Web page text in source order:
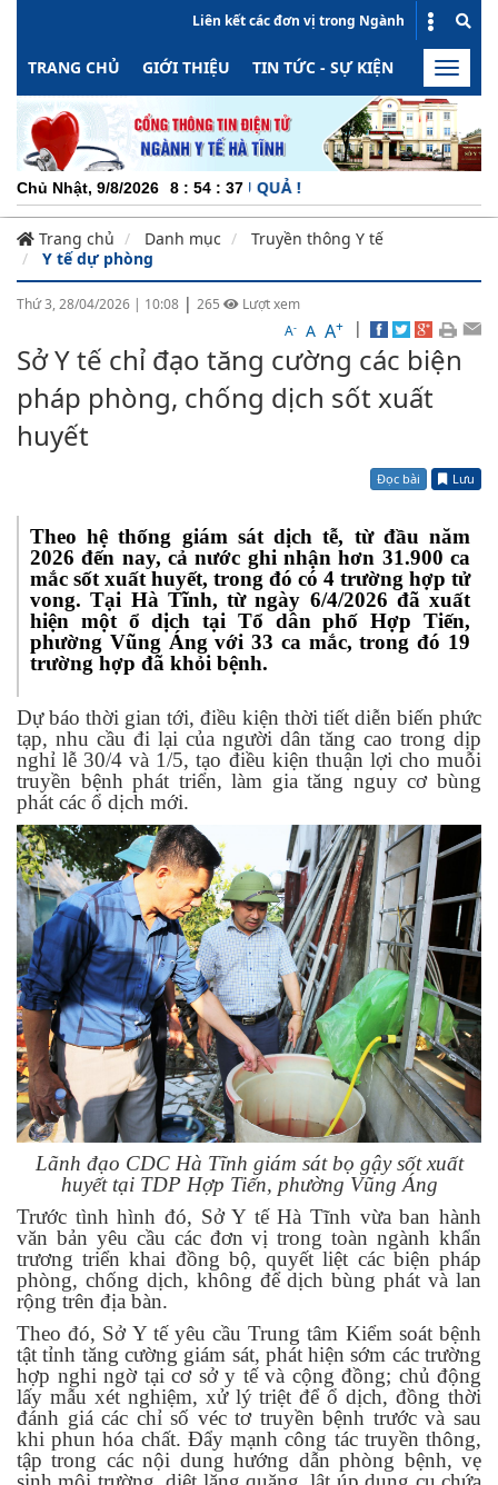
Liên kết các đơn vị trong Ngành
TRANG CHỦ GIỚI THIỆU TIN TỨC - SỰ KIỆN HOẠT
Toggle
Chủ Nhật, 9/8/2026 8 : 54 : 37
ĐỘNG - MINH BẠCH - HIỆU QUẢ !
Trang chủ Danh mục
Truyền thông Y tế
Y tế dự phòng
Thứ 3, 28/04/2026 | 10:08 | 265
Lượt xem
A- A A+ |
Sở Y tế chỉ đạo tăng cường các biện
pháp phòng, chống dịch sốt xuất
huyết
Đọc bài Lưu
Theo hệ thống giám sát dịch tễ, từ đầu năm
2026 đến nay, cả nước ghi nhận hơn 31.900 ca
mắc sốt xuất huyết, trong đó có 4 trường hợp tử
vong. Tại Hà Tĩnh, từ ngày 6/4/2026 đã xuất
hiện một ổ dịch tại Tổ dân phố Hợp Tiến,
phường Vũng Áng với 33 ca mắc, trong đó 19
trường hợp đã khỏi bệnh.
Dự báo thời gian tới, điều kiện thời tiết diễn biến phức
tạp, nhu cầu đi lại của người dân tăng cao trong dịp
nghỉ lễ 30/4 và 1/5, tạo điều kiện thuận lợi cho muỗi
truyền bệnh phát triển, làm gia tăng nguy cơ bùng
phát các ổ dịch mới.
Lãnh đạo CDC Hà Tĩnh giám sát bọ gậy sốt xuất
huyết tại TDP Hợp Tiến, phường Vũng Áng
Trước tình hình đó, Sở Y tế Hà Tĩnh vừa ban hành
văn bản yêu cầu các đơn vị trong toàn ngành khẩn
trương triển khai đồng bộ, quyết liệt các biện pháp
phòng, chống dịch, không để dịch bùng phát và lan
rộng trên địa bàn.
Theo đó, Sở Y tế yêu cầu Trung tâm Kiểm soát bệnh
tật tỉnh tăng cường giám sát, phát hiện sớm các trường
hợp nghi ngờ tại cơ sở y tế và cộng đồng; chủ động
lấy mẫu xét nghiệm, xử lý triệt để ổ dịch, đồng thời
đánh giá các chỉ số véc tơ truyền bệnh trước và sau
khi phun hóa chất. Đẩymạnh công tác truyền thông,
tập trong các nội dung hướng dẫn phòng bệnh, vẹ